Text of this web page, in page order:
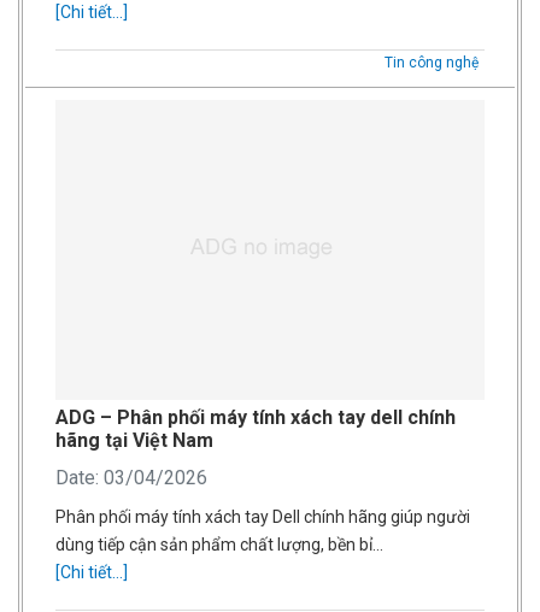
[Chi tiết...]
Tin công nghệ
ADG – Phân phối máy tính xách tay dell chính
hãng tại Việt Nam
Date: 03/04/2026
Phân phối máy tính xách tay Dell chính hãng giúp người
dùng tiếp cận sản phẩm chất lượng, bền bỉ…
[Chi tiết...]